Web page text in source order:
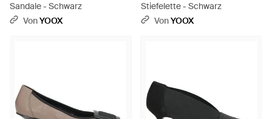
Sandale - Schwarz
VonYOOX
Stiefelette - Schwarz
VonYOOX